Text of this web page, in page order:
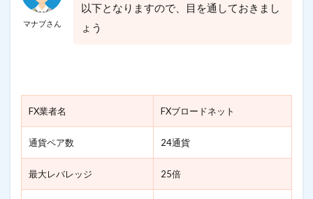
マナブさん
以下となりますので、目を通しておきまし
ょう
FX業者名 FXブロードネット
通貨ペア数 24通貨
最大レバレッジ 25倍